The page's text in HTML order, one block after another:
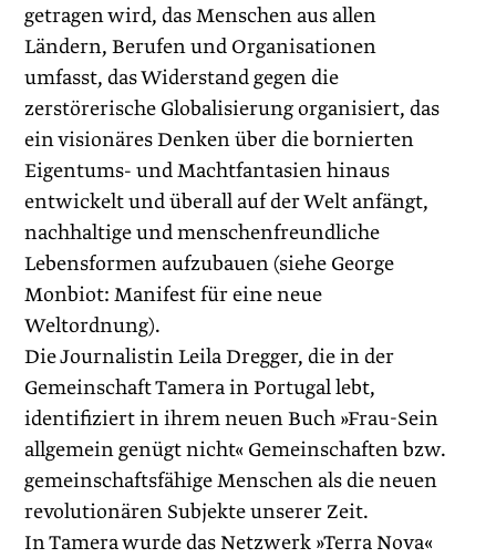
getragen wird, das Menschen aus allen
Ländern, Berufen und Organisationen
umfasst, das Widerstand gegen die
zerstörerische Globalisierung organisiert, das
ein visionäres Denken über die bornierten
Eigentums- und Machtfantasien hinaus
entwickelt und überall auf der Welt anfängt,
nachhaltige und menschenfreundliche
Lebensformen aufzubauen (siehe George
Monbiot: Manifest für eine neue
Weltordnung).
Die Journalistin Leila Dregger, die in der
Gemeinschaft Tamera in Portugal lebt,
identifiziert in ihrem neuen Buch »Frau-Sein
allgemein genügt nicht« Gemeinschaften bzw.
gemeinschaftsfähige Menschen als die neuen
revolutionären Subjekte unserer Zeit.
In Tamera wurde das Netzwerk »Terra Nova«